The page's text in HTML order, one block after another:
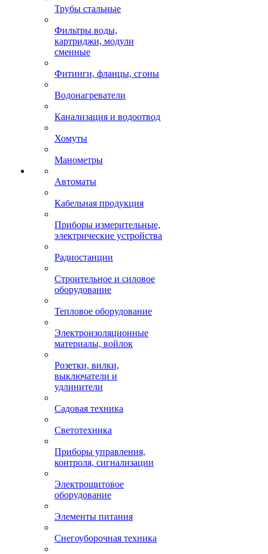
Трубы стальные
Фильтры воды,
картриджи, модули
сменные
Фитинги, фланцы, сгоны
Водонагреватели
Канализация и водоотвод
Хомуты
Манометры
Автоматы
Кабельная продукция
Приборы измерительные,
электрические устройства
Радиостанции
Строительное и силовое
оборудование
Тепловое оборудование
Электроизоляционные
материалы, войлок
Розетки, вилки,
выключатели и
удлинители
Садовая техника
Светотехника
Приборы управления,
контроля, сигнализации
Электрощитовое
оборудование
Элементы питания
Снегоуборочная техника